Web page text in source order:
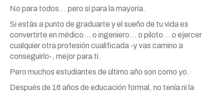
No para todos… pero sí para la mayoría.
Si estás a punto de graduarte y el sueño de tu vida es
convertirte en médico… o ingeniero… o piloto… o ejercer
cualquier otra profesión cualificada -y vas camino a
conseguirlo-, mejor para ti.
Pero muchos estudiantes de último año son como yo.
Después de 16 años de educación formal, no tenía ni la